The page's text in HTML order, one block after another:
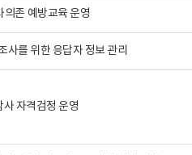
의존 예방교육 운영
사를 위한 응답자 정보 관리
사 자격검정 운영